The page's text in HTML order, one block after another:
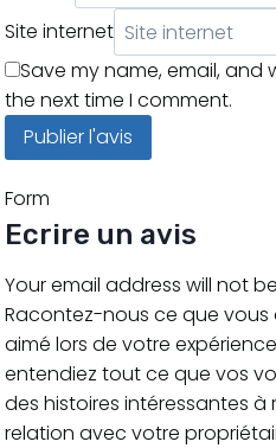
Site internet
Save my name, email, and
the next time I comment.
Form
Ecrire un avis
Your email address will not
Racontez-nous ce que vous
aimé lors de votre
entendiez tout ce que vos
des histoires intéressantes
relation avec votre